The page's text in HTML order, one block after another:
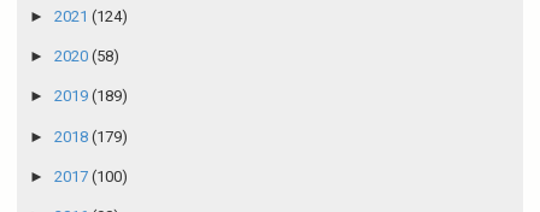
► 2021 (124)
► 2020 (58)
► 2019 (189)
► 2018 (179)
► 2017 (100)